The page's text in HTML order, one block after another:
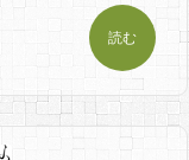
読む